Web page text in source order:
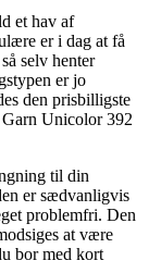
et hav af
er i dag at få
selv henter
er jo
den prisbilligste
Garn Unicolor 392
til din
er sædvanligvis
problemfri. Den
at være
bor med kort